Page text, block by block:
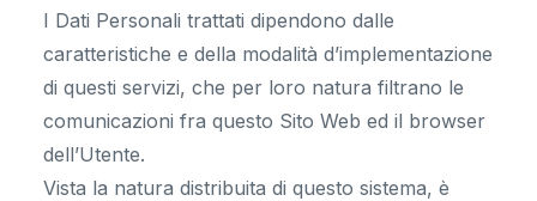
I Dati Personali trattati dipendono dalle
caratteristiche e della modalità d’implementazione
di questi servizi, che per loro natura filtrano le
comunicazioni fra questo Sito Web ed il browser
dell’Utente.
Vista la natura distribuita di questo sistema, è